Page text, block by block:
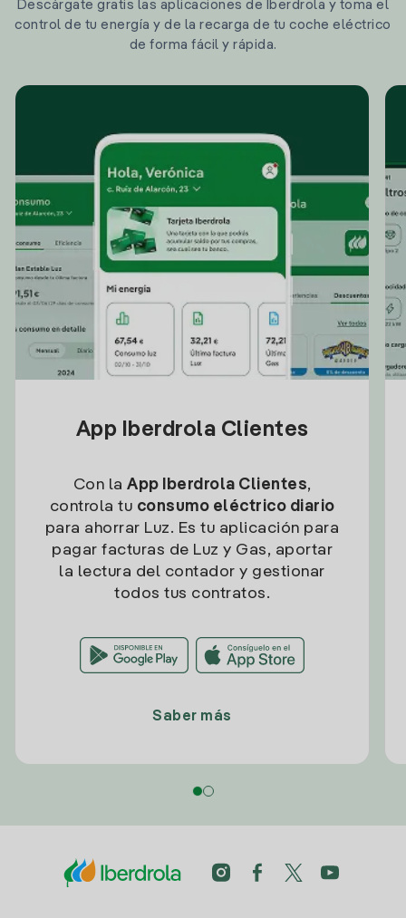
Descárgate gratis las aplicaciones de Iberdrola y toma el
control de tu energía y de la recarga de tu coche eléctrico
de forma fácil y rápida.
App Iberdrola Clientes
Con la App Iberdrola Clientes,
controla tu consumo eléctrico diario
para ahorrar Luz. Es tu aplicación para
pagar facturas de Luz y Gas, aportar
la lectura del contador y gestionar
todos tus contratos.
Saber más